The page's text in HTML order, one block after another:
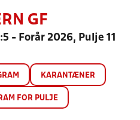
GF
- Forår 2026, Pulje 11
KARANTÆNER
FOR PULJE